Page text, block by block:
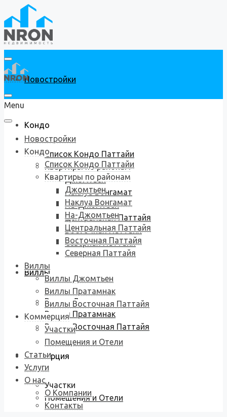
Новостройки
Кондо
Список Кондо Паттайи
Квартиры по районам
Джомтьен
Наклуа Вонгамат
На-Джомтьен
Центральная Паттайя
Восточная Паттайя
Северная Паттайя
Виллы
Виллы Джомтьен
Виллы Пратамнак
Виллы Восточная Паттайя
Коммерция
Участки
Помещения и Отели
Menu
Новостройки
Кондо
Список Кондо Паттайи
Квартиры по районам
Джомтьен
Наклуа Вонгамат
На-Джомтьен
Центральная Паттайя
Восточная Паттайя
Северная Паттайя
Виллы
Виллы Джомтьен
Виллы Пратамнак
Виллы Восточная Паттайя
Коммерция
Участки
Помещения и Отели
Статьи
Услуги
О нас
О Компании
Контакты